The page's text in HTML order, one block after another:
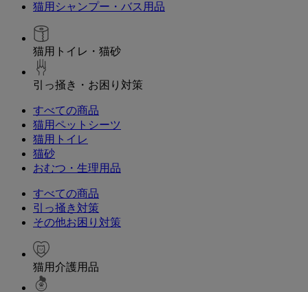
猫用シャンプー・バス用品
猫用トイレ・猫砂
引っ掻き・お困り対策
すべての商品
猫用ペットシーツ
猫用トイレ
猫砂
おむつ・生理用品
すべての商品
引っ掻き対策
その他お困り対策
猫用介護用品